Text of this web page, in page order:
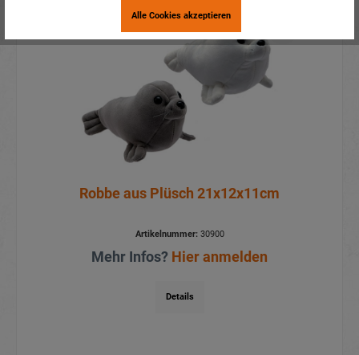
Robbe aus Plüsch 21x12x11cm
Artikelnummer:30900
Mehr Infos? Hier anmelden
Details
Alle Cookies akzeptieren